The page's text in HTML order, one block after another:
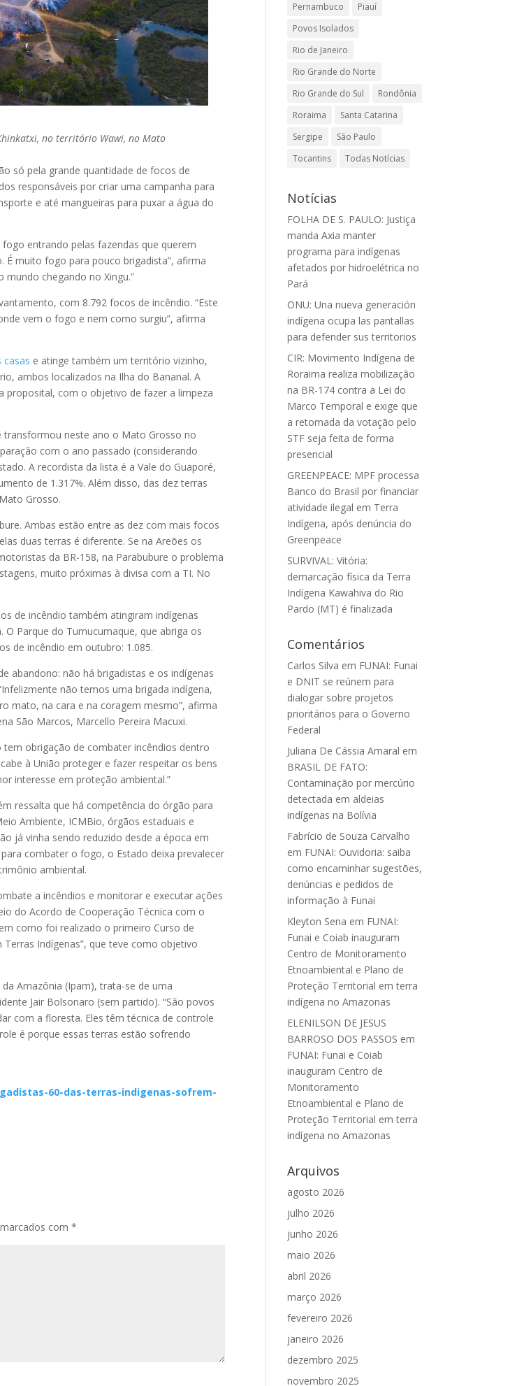
no território Wawi, no Mato
só pela grande quantidade de focos de
responsáveis por criar uma campanha para
e até mangueiras para puxar a água do
entrando pelas fazendas que querem
muito fogo para pouco brigadista”, afirma
mundo chegando no Xingu.”
com 8.792 focos de incêndio. “Este
vem o fogo e nem como surgiu”, afirma
casas e atinge também um território vizinho,
ambos localizados na Ilha do Bananal. A
proposital, com o objetivo de fazer a limpeza
neste ano o Mato Grosso no
com o ano passado (considerando
A recordista da lista é a Vale do Guaporé,
de 1.317%. Além disso, das dez terras
Grosso.
Ambas estão entre as dez com mais focos
duas terras é diferente. Se na Areões os
da BR-158, na Parabubure o problema
muito próximas à divisa com a TI. No
de incêndio também atingiram indígenas
Parque do Tumucumaque, que abriga os
de incêndio em outubro: 1.085.
abandono: não há brigadistas e os indígenas
não temos uma brigada indígena,
mato, na cara e na coragem mesmo”, afirma
São Marcos, Marcello Pereira Macuxi.
obrigação de combater incêndios dentro
à União proteger e fazer respeitar os bens
interesse em proteção ambiental.”
ressalta que há competência do órgão para
Ambiente, ICMBio, órgãos estaduais e
já vinha sendo reduzido desde a época em
combater o fogo, o Estado deixa prevalecer
ambiental.
a incêndios e monitorar e executar ações
do Acordo de Cooperação Técnica com o
como foi realizado o primeiro Curso de
Indígenas”, que teve como objetivo
Amazônia (Ipam), trata-se de uma
Jair Bolsonaro (sem partido). “São povos
com a floresta. Eles têm técnica de controle
é porque essas terras estão sofrendo
60-das-terras-indigenas-sofrem-
com*
Pernambuco
Piauí
Povos Isolados
Rio de Janeiro
Rio Grande do Norte
Rio Grande do Sul
Rondônia
Roraima
Santa Catarina
Sergipe
São Paulo
Tocantins
Todas Notícias
Notícias
FOLHA DE S. PAULO: Justiça
manda Axia manter
programa para indígenas
afetados por hidroelétrica no
Pará
ONU: Una nueva generación
indígena ocupa las pantallas
para defender sus territorios
CIR: Movimento Indígena de
Roraima realiza mobilização
na BR-174 contra a Lei do
Marco Temporal e exige que
a retomada da votação pelo
STF seja feita de forma
presencial
GREENPEACE: MPF processa
Banco do Brasil por financiar
atividade ilegal em Terra
Indígena, após denúncia do
Greenpeace
SURVIVAL: Vitória:
demarcação física da Terra
Indígena Kawahiva do Rio
Pardo (MT) é finalizada
Comentários
Carlos Silva em FUNAI: Funai
e DNIT se reúnem para
dialogar sobre projetos
prioritários para o Governo
Federal
Juliana De Cássia Amaral em
BRASIL DE FATO:
Contaminação por mercúrio
detectada em aldeias
indígenas na Bolívia
Fabrício de Souza Carvalho
em FUNAI: Ouvidoria: saiba
como encaminhar sugestões,
denúncias e pedidos de
informação à Funai
Kleyton Sena em FUNAI:
Funai e Coiab inauguram
Centro de Monitoramento
Etnoambiental e Plano de
Proteção Territorial em terra
indígena no Amazonas
ELENILSON DE JESUS
BARROSO DOS PASSOS em
FUNAI: Funai e Coiab
inauguram Centro de
Monitoramento
Etnoambiental e Plano de
Proteção Territorial em terra
indígena no Amazonas
Arquivos
agosto 2026
julho 2026
junho 2026
maio 2026
abril 2026
março 2026
fevereiro 2026
janeiro 2026
dezembro 2025
novembro 2025